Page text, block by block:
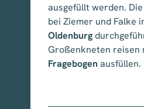
ausgefüllt werden.
bei Ziemer und Falke
Oldenburg
Großenkneten reisen
Fragebogenausfüllen.